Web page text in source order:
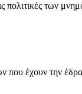
των
που έχουν την